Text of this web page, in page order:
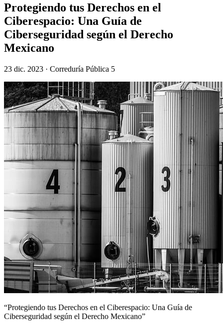
Protegiendo tus Derechos en el
Ciberespacio: Una Guía de
Ciberseguridad según el Derecho
Mexicano
23 dic. 2023 · Correduría Pública 5
“Protegiendo tus Derechos en el Ciberespacio: Una Guía de
Ciberseguridad según el Derecho Mexicano”